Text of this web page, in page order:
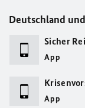
Deutschland
Sicher
App
App